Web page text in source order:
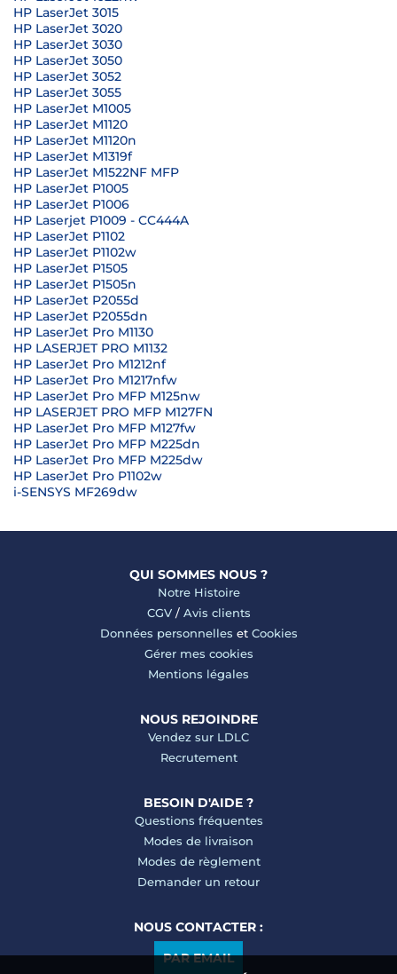
HP LaserJet 3015
HP LaserJet 3020
HP LaserJet 3030
HP LaserJet 3050
HP LaserJet 3052
HP LaserJet 3055
HP LaserJet M1005
HP LaserJet M1120
HP LaserJet M1120n
HP LaserJet M1319f
HP LaserJet M1522NF MFP
HP LaserJet P1005
HP LaserJet P1006
HP Laserjet P1009 - CC444A
HP LaserJet P1102
HP LaserJet P1102w
HP LaserJet P1505
HP LaserJet P1505n
HP LaserJet P2055d
HP LaserJet P2055dn
HP LaserJet Pro M1130
HP LASERJET PRO M1132
HP LaserJet Pro M1212nf
HP LaserJet Pro M1217nfw
HP LaserJet Pro MFP M125nw
HP LASERJET PRO MFP M127FN
HP LaserJet Pro MFP M127fw
HP LaserJet Pro MFP M225dn
HP LaserJet Pro MFP M225dw
HP LaserJet Pro P1102w
i-SENSYS MF269dw
QUI SOMMES NOUS ?
Notre Histoire
CGV/ Avis clients
Données personnelles et Cookies
Gérer mes cookies
Mentions légales
NOUS REJOINDRE
Vendez sur LDLC
Recrutement
BESOIN D'AIDE ?
Questions fréquentes
Modes de livraison
Modes de règlement
Demander un retour
NOUS CONTACTER :
PAR EMAIL